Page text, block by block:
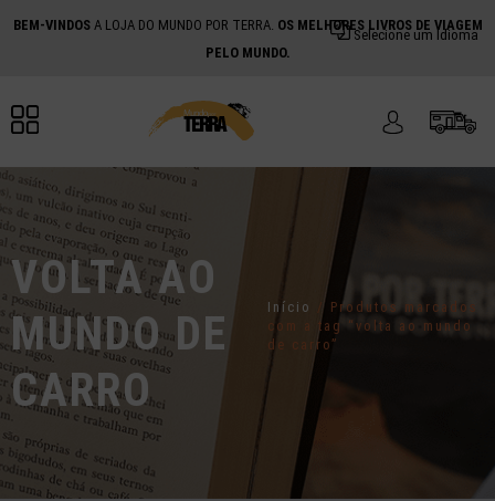
BEM-VINDOSA LOJA DO MUNDO POR TERRA. OS MELHORES LIVROS DE VIAGEM
PELO MUNDO.
Selecione um Idioma
VOLTA AO
MUNDO DE
CARRO
Início / Produtos marcados
com a tag “volta ao mundo
de carro”